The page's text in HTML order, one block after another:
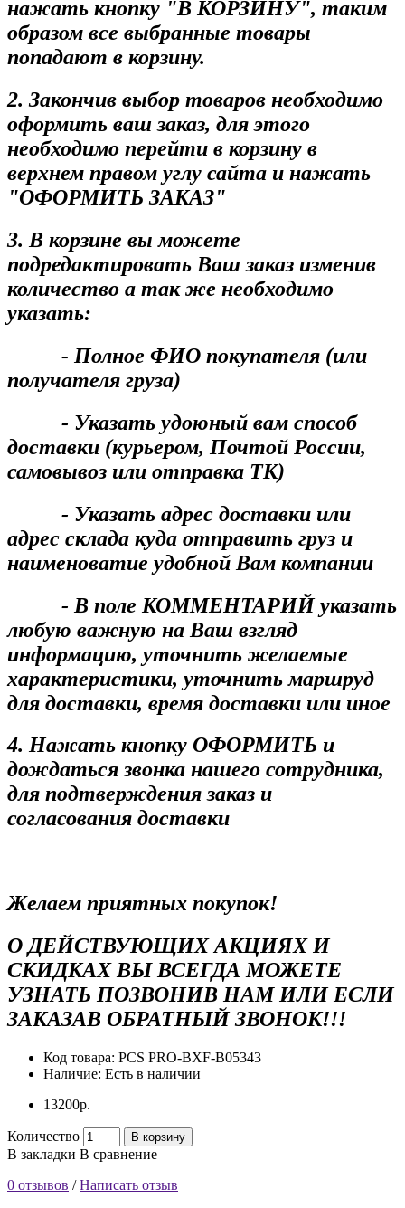
нажать кнопку "В КОРЗИНУ", таким
образом все выбранные товары
попадают в корзину.
2. Закончив выбор товаров необходимо
оформить ваш заказ, для этого
необходимо перейти в корзину в
верхнем правом углу сайта и нажать
"ОФОРМИТЬ ЗАКАЗ"
3. В корзине вы можете
подредактировать Ваш заказ изменив
количество а так же необходимо
указать:
- Полное ФИО покупателя (или
получателя груза)
- Указать удоюный вам способ
доставки (курьером, Почтой России,
самовывоз или отправка ТК)
- Указать адрес доставки или
адрес склада куда отправить груз и
наименоватие удобной Вам компании
- В поле КОММЕНТАРИЙ указать
любую важную на Ваш взгляд
информацию, уточнить желаемые
характеристики, уточнить маршруд
для доставки, время доставки или иное
4. Нажать кнопку ОФОРМИТЬ и
дождаться звонка нашего сотрудника,
для подтверждения заказ и
согласования доставки
Желаем приятных покупок!
О ДЕЙСТВУЮЩИХ АКЦИЯХ И
СКИДКАХ ВЫ ВСЕГДА МОЖЕТЕ
УЗНАТЬ ПОЗВОНИВ НАМ ИЛИ ЕСЛИ
ЗАКАЗАВ ОБРАТНЫЙ ЗВОНОК!!!
Код товара: PCS PRO-BXF-B05343
Наличие: Есть в наличии
13200р.
Количество В корзину
В закладки В сравнение
0 отзывов /Написать отзыв